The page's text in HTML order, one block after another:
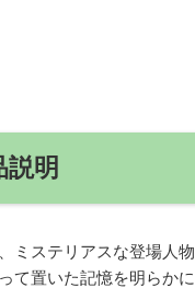
明
ミステリアスな登場人
て置いた記憶を明らか